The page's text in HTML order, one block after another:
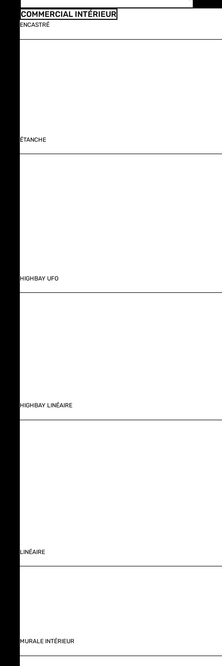
COMMERCIAL INTÉRIEUR
ENCASTRÉ
ÉTANCHE
HIGHBAY UFO
HIGHBAY LINÉAIRE
LINÉAIRE
MURALE INTÉRIEUR